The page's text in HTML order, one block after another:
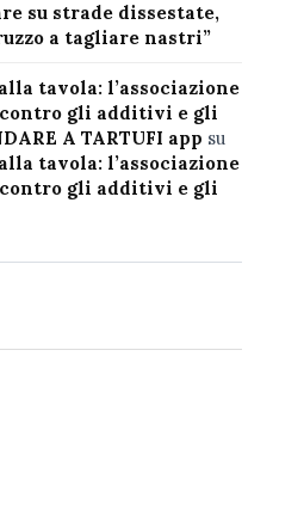
su strade dissestate,
a tagliare nastri”
tavola: l’associazione
contro gli additivi e gli
A TARTUFI app su
tavola: l’associazione
contro gli additivi e gli